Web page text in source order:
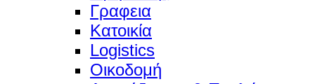
Γραφεια
Κατοικία
Logistics
Οικοδομή